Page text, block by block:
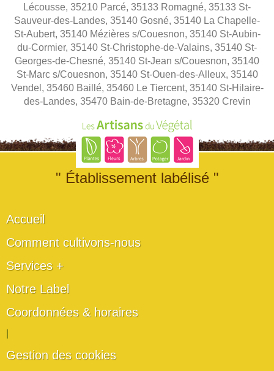
Lécousse, 35210 Parcé, 35133 Romagné, 35133 St-
Sauveur-des-Landes, 35140 Gosné, 35140 La Chapelle-
St-Aubert, 35140 Mézières s/Couesnon, 35140 St-Aubin-
du-Cormier, 35140 St-Christophe-de-Valains, 35140 St-
Georges-de-Chesné, 35140 St-Jean s/Couesnon, 35140
St-Marc s/Couesnon, 35140 St-Ouen-des-Alleux, 35140
Vendel, 35460 Baillé, 35460 Le Tiercent, 35140 St-Hilaire-
des-Landes, 35470 Bain-de-Bretagne, 35320 Crevin
" Établissement labélisé "
Accueil
Comment cultivons-nous
Services +
Notre Label
Coordonnées & horaires
Gestion des cookies